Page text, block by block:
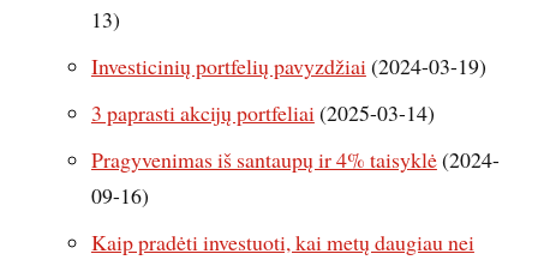
13)
Investicinių portfelių pavyzdžiai(2024-03-19)
3 paprasti akcijų portfeliai(2025-03-14)
Pragyvenimas iš santaupų ir 4% taisyklė(2024-
09-16)
Kaip pradėti investuoti, kai metų daugiau nei